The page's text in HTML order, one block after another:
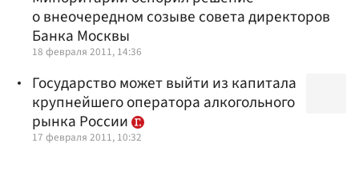
о внеочередном созыве совета директоров
Банка Москвы
18 февраля 2011, 14:36
Государство может выйти из капитала
крупнейшего оператора алкогольного
рынка России
17 февраля 2011, 10:32